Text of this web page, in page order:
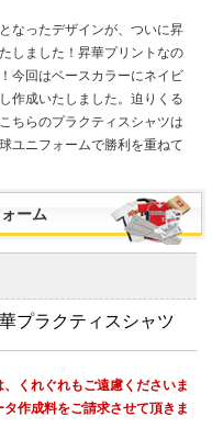
なったデザインが、ついに昇
しました！昇華プリントなの
今回はベースカラーにネイビ
作成いたしました。迫りくる
ちらのプラクティスシャツは
ユニフォームで勝利を重ねて
ーム
くれぐれもご遠慮くださいま
作成料をご請求させて頂きま